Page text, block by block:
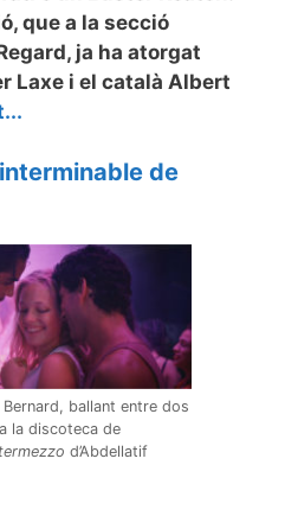
que a la secció
ja ha atorgat
Laxe i el català Albert
interminable de
Bernard, ballant entre dos
la discoteca de
d’Abdellatif